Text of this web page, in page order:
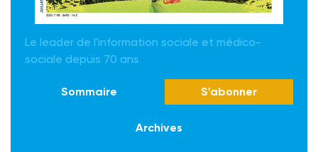
Le leader de l'information sociale et médico-
sociale depuis 70 ans
Sommaire S'abonner
Archives